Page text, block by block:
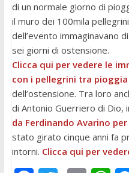
di un normale giorno di
il muro dei 100mila
dell’evento immaginavano
sei giorni di ostensione.
Clicca qui per vedere le
con i pellegrini tra pioggia
dell’ostensione. Tra loro
di Antonio Guerriero di Dio,
da Ferdinando Avarino
stato girato cinque anni fa
intorni. Clicca qui per